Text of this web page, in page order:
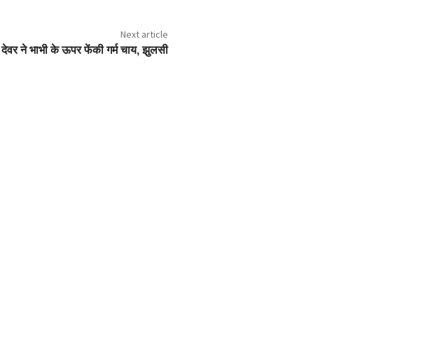
Next article
देवर ने भाभी के ऊपर फेंकी गर्म चाय, झुलसी